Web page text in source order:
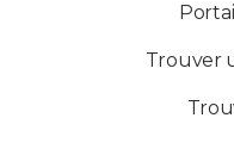
Trouver